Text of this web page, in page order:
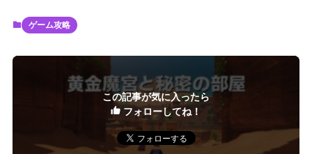
ゲーム攻略
この記事が気に入ったら
フォローしてね！